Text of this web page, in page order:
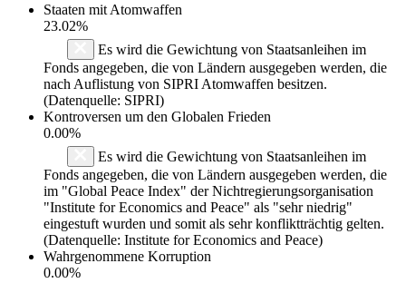
Staaten mit Atomwaffen
23.02%
Es wird die Gewichtung von Staatsanleihen im
Fonds angegeben, die von Ländern ausgegeben werden, die
nach Auflistung von SIPRI Atomwaffen besitzen.
(Datenquelle: SIPRI)
Kontroversen um den Globalen Frieden
0.00%
Es wird die Gewichtung von Staatsanleihen im
Fonds angegeben, die von Ländern ausgegeben werden, die
im "Global Peace Index" der Nichtregierungsorganisation
"Institute for Economics and Peace" als "sehr niedrig"
eingestuft wurden und somit als sehr konfliktträchtig gelten.
(Datenquelle: Institute for Economics and Peace)
Wahrgenommene Korruption
0.00%